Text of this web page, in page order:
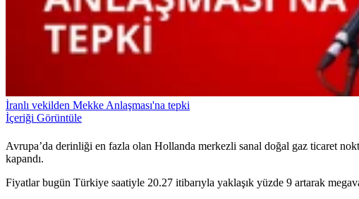
İranlı vekilden Mekke Anlaşması'na tepki
İçeriği Görüntüle
Avrupa’da derinliği en fazla olan Hollanda merkezli sanal doğal gaz ticaret
kapandı.
Fiyatlar bugün Türkiye saatiyle 20.27 itibarıyla yaklaşık yüzde 9 artarak